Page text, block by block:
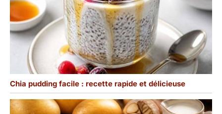
d'aide pour utiliser notre
plateau en ardoise de 25
x 15 cm, n'hésitez pas à
nous contacter. Nous
ferons de notre mieux
pour vous assurer que
vous êtes satisfait de
votre expérience après
l'achat.
Chia pudding facile : recette rapide et délicieuse